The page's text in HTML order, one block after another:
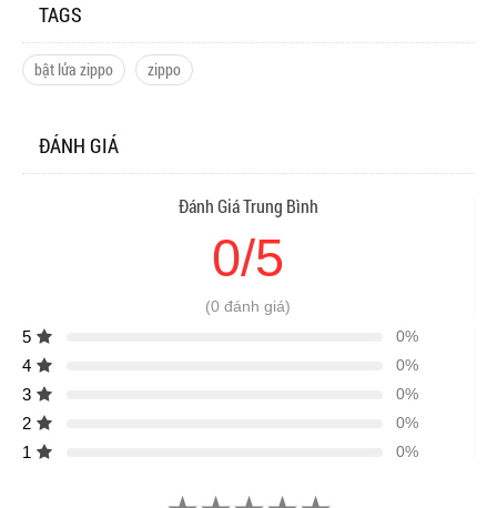
TAGS
bật lửa zippo zippo
ĐÁNH GIÁ
Đánh Giá Trung Bình
0/5
(0 đánh giá)
5 0%
4 0%
3 0%
2 0%
1 0%